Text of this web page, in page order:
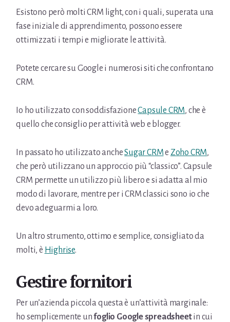
Esistono però molti CRM light, con i quali, superata una
fase iniziale di apprendimento, possono essere
ottimizzati i tempi e migliorate le attività.
Potete cercare su Google i numerosi siti che confrontano
CRM.
Io ho utilizzato con soddisfazioneCapsule CRM, che è
quello che consiglio per attività web e blogger.
In passato ho utilizzato ancheSugar CRMe Zoho CRM,
che però utilizzano un approccio più “classico”. Capsule
CRM permette un utilizzo più libero e si adatta al mio
modo di lavorare, mentre per i CRM classici sono io che
devo adeguarmi a loro.
Un altro strumento, ottimo e semplice, consigliato da
molti, è Highrise.
Gestire fornitori
Per un’azienda piccola questa è un’attività marginale:
ho semplicemente unfoglio Google spreadsheetin cui